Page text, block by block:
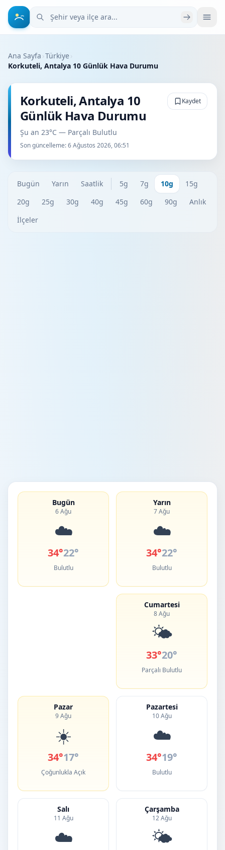
Şehir veya ilçe ara
Ana Sayfa ›Türkiye›
Korkuteli, Antalya 10 Günlük Hava Durumu
Korkuteli, Antalya 10
Günlük Hava Durumu
Şu an 23°C — Parçalı Bulutlu
Son güncelleme:6 Ağustos 2026, 06:51
Kaydet
Bugün Yarın Saatlik 5g 7g 10g
15g
20g
25g 30g 40g 45g 60g 90g
Anlık
İlçeler
Bugün
6 Ağu
☁️
34°22°
Bulutlu
Yarın
7 Ağu
☁️
34°22°
Bulutlu
Cumartesi
8 Ağu
🌤️
33°20°
Parçalı Bulutlu
Pazar
9 Ağu
☀️
34°17°
Çoğunlukla Açık
Pazartesi
10 Ağu
☁️
34°19°
Bulutlu
Salı
11 Ağu
☁️
Çarşamba
12 Ağu
🌤️